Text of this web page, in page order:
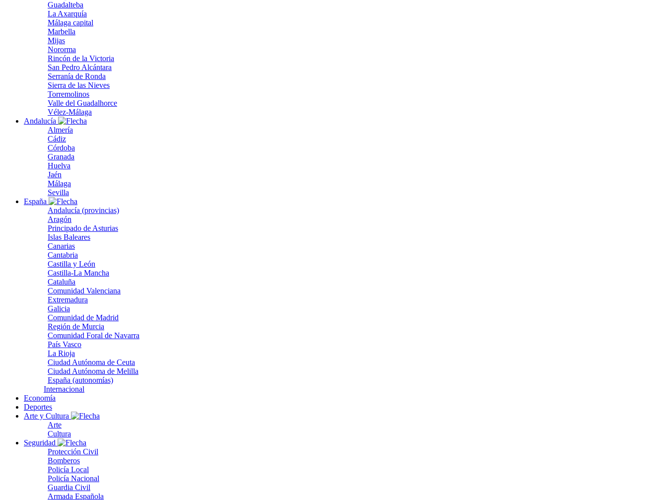
Guadalteba
La Axarquía
Málaga capital
Marbella
Mijas
Nororma
Rincón de la Victoria
San Pedro Alcántara
Serranía de Ronda
Sierra de las Nieves
Torremolinos
Valle del Guadalhorce
Vélez-Málaga
Andalucía
Almería
Cádiz
Córdoba
Granada
Huelva
Jaén
Málaga
Sevilla
España
Andalucía (provincias)
Aragón
Principado de Asturias
Islas Baleares
Canarias
Cantabria
Castilla y León
Castilla-La Mancha
Cataluña
Comunidad Valenciana
Extremadura
Galicia
Comunidad de Madrid
Región de Murcia
Comunidad Foral de Navarra
País Vasco
La Rioja
Ciudad Autónoma de Ceuta
Ciudad Autónoma de Melilla
España (autonomías)
Internacional
Economía
Deportes
Arte y Cultura
Arte
Cultura
Seguridad
Protección Civil
Bomberos
Policía Local
Policía Nacional
Guardia Civil
Armada Española